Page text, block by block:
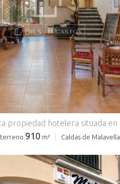
CARGANDO...
terreno 910 m² Caldas de Malavella